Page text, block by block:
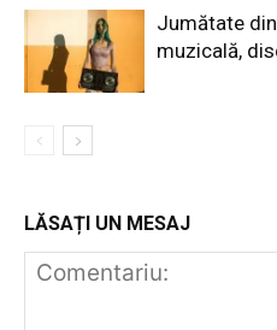
Jumătate
muzicală,
LĂSAȚI UN MESAJ